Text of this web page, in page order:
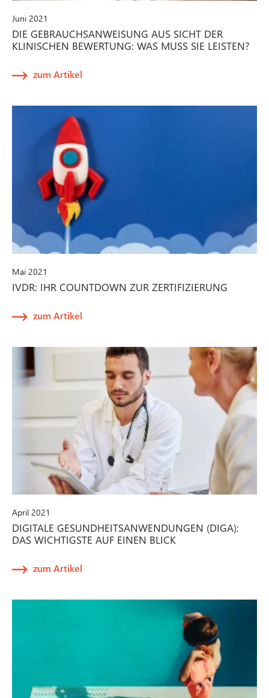
Juni 2021
DIE GEBRAUCHSANWEISUNG AUS SICHT DER
KLINISCHEN BEWERTUNG: WAS MUSS SIE LEISTEN?
zum Artikel
Mai 2021
IVDR: IHR COUNTDOWN ZUR ZERTIFIZIERUNG
zum Artikel
April 2021
DIGITALE GESUNDHEITSANWENDUNGEN (DIGA):
DAS WICHTIGSTE AUF EINEN BLICK
zum Artikel